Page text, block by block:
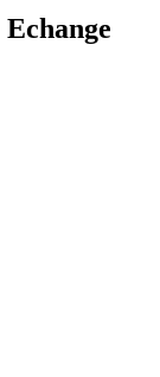
Echange